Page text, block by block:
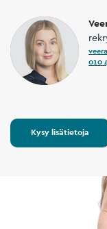
010
Kysy lisätietoja